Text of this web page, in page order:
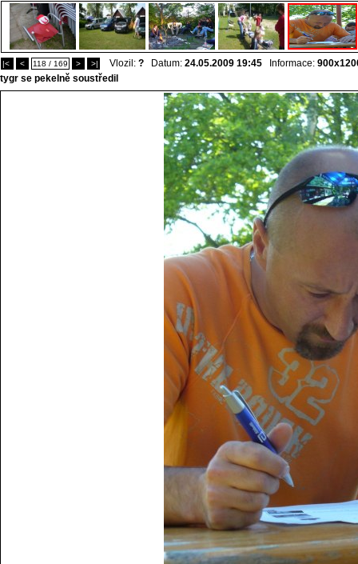
|< < 118 / 169 > >| Vlozil: ? Datum: 24.05.2009 19:45 Informace:
tygr se pekelně soustředil